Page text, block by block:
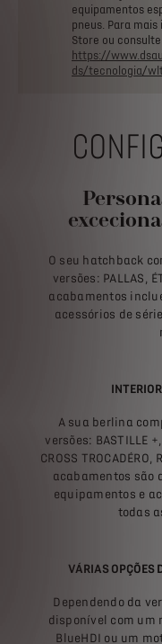
equipamentos
pneus. Para mais
Store ou consulte
https://
ds/tecnologia/
O seu hatchback
versões: PALLAS,
acabamentos
acessórios de
A sua berlina
versões: BASTILLE +,
CROSS
acabamentos são
equipamentos e
todas
VÁRIAS OPÇÕES
Dependendo da
disponível com um
BlueHDI ou um